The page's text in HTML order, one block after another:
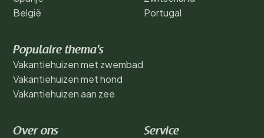
België
Portugal
Populaire thema's
Vakantiehuizen met zwembad
Vakantiehuizen met hond
Vakantiehuizen aan zee
Over ons Service